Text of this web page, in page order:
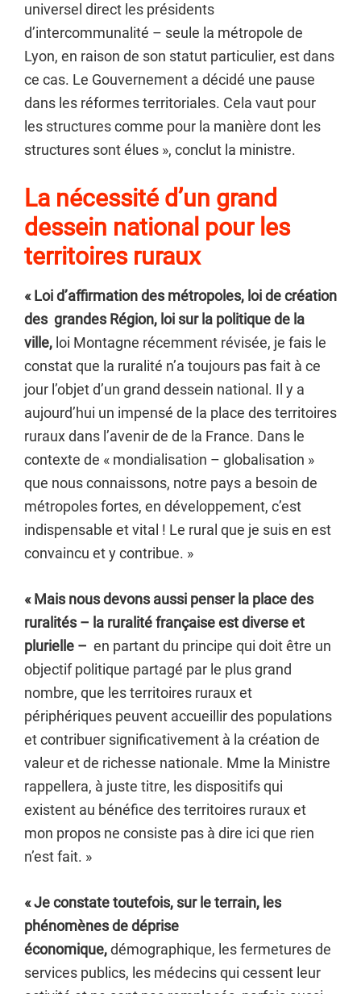
universel direct les présidents
d’intercommunalité – seule la métropole de
Lyon, en raison de son statut particulier, est dans
ce cas. Le Gouvernement a décidé une pause
dans les réformes territoriales. Cela vaut pour
les structures comme pour la manière dont les
structures sont élues », conclut la ministre.
La nécessité d’un grand
dessein national pour les
territoires ruraux
« Loi d’affirmation des métropoles, loi de création
des grandes Région, loi sur la politique de la
ville, loi Montagne récemment révisée, je fais le
constat que la ruralité n’a toujours pas fait à ce
jour l’objet d’un grand dessein national. Il y a
aujourd’hui un impensé de la place des territoires
ruraux dans l’avenir de de la France. Dans le
contexte de « mondialisation – globalisation »
que nous connaissons, notre pays a besoin de
métropoles fortes, en développement, c’est
indispensable et vital ! Le rural que je suis en est
convaincu et y contribue. »
« Mais nous devons aussi penser la place des
ruralités – la ruralité française est diverse et
plurielle – en partant du principe qui doit être un
objectif politique partagé par le plus grand
nombre, que les territoires ruraux et
périphériques peuvent accueillir des populations
et contribuer significativement à la création de
valeur et de richesse nationale. Mme la Ministre
rappellera, à juste titre, les dispositifs qui
existent au bénéfice des territoires ruraux et
mon propos ne consiste pas à dire ici que rien
n’est fait. »
« Je constate toutefois, sur le terrain, les
phénomènes de déprise
économique,démographique, les fermetures de
services publics, les médecins qui cessent leur